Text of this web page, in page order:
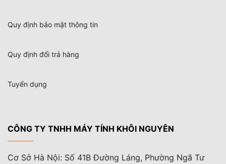
Quy định bảo mật thông tin
Quy định đổi trả hàng
Tuyển dụng
CÔNG TY TNHH MÁY TÍNH KHÔI NGUYÊN
Cơ Sở Hà Nội: Số 41B Đường Láng, Phường Ngã Tư